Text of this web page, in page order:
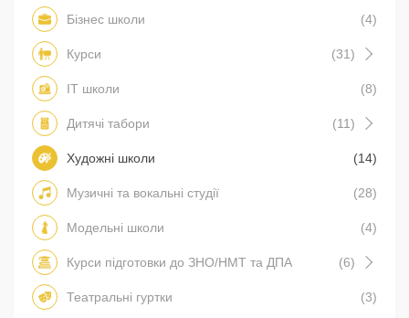
Бізнес школи (4)
Курси (31)
IT школи (8)
Дитячі табори (11)
Художні школи (14)
Музичні та вокальні студії (28)
Модельні школи (4)
Курси підготовки до ЗНО/НМТ та ДПА (6)
Театральні гуртки (3)